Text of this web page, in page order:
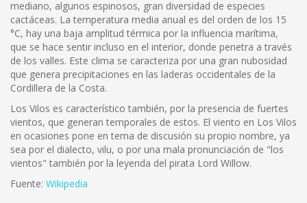
mediano, algunos espinosos, gran diversidad de especies
cactáceas. La temperatura media anual es del orden de los 15
°C, hay una baja amplitud térmica por la influencia marítima,
que se hace sentir incluso en el interior, donde penetra a través
de los valles. Este clima se caracteriza por una gran nubosidad
que genera precipitaciones en las laderas occidentales de la
Cordillera de la Costa.
Los Vilos es característico también, por la presencia de fuertes
vientos, que generan temporales de estos. El viento en Los Vilos
en ocasiones pone en tema de discusión su propio nombre, ya
sea por el dialecto, vilu, o por una mala pronunciación de "los
vientos" también por la leyenda del pirata Lord Willow.
Fuente: Wikipedia